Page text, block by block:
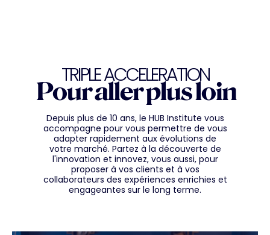
TRIPLE ACCELERATION
Pour aller plus loin
Depuis plus de 10 ans, le HUB Institute vous
accompagne pour vous permettre de vous
adapter rapidement aux évolutions de
votre marché. Partez à la découverte de
l'innovation et innovez, vous aussi, pour
proposer à vos clients et à vos
collaborateurs des expériences enrichies et
engageantes sur le long terme.